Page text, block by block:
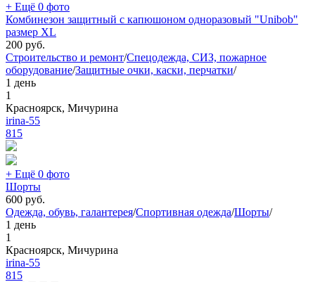
+ Ещё 0 фото
Комбинезон защитный с капюшоном одноразовый "Unibob"
размер XL
200 руб.
Строительство и ремонт/Спецодежда, СИЗ, пожарное
оборудование/Защитные очки, каски, перчатки/
1 день
1
Красноярск, Мичурина
irina-55
815
+ Ещё 0 фото
Шорты
600 руб.
Одежда, обувь, галантерея/Спортивная одежда/Шорты/
1 день
1
Красноярск, Мичурина
irina-55
815